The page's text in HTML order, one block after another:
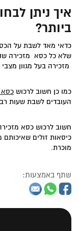
איך ניתן
ביותר?
כדאי מאד לשבת על
שלא כל כסא מזכירה
מזכירה בעל מגוון
כמו כן חשוב לרכוש כסא
העובדים לשבת שעות
חשוב לרכוש כסא
כיסאות זולים
מוכרת.
שתף באמצעות: